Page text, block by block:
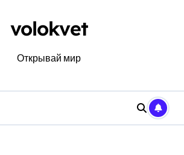
volokvet
Открывай мир